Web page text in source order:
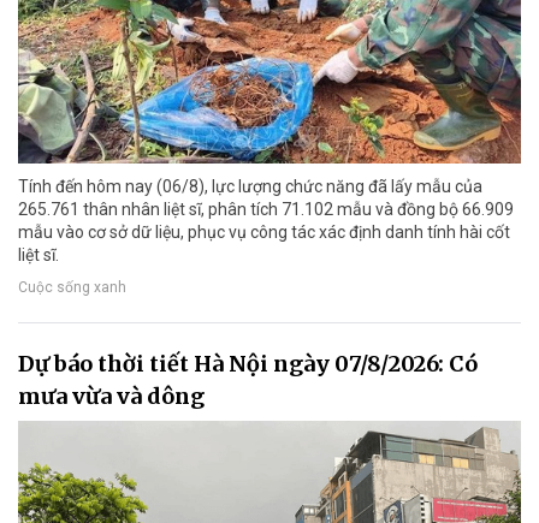
Tính đến hôm nay (06/8), lực lượng chức năng đã lấy mẫu của
265.761 thân nhân liệt sĩ, phân tích 71.102 mẫu và đồng bộ 66.909
mẫu vào cơ sở dữ liệu, phục vụ công tác xác định danh tính hài cốt
liệt sĩ.
Cuộc sống xanh
Dự báo thời tiết Hà Nội ngày 07/8/2026: Có
mưa vừa và dông